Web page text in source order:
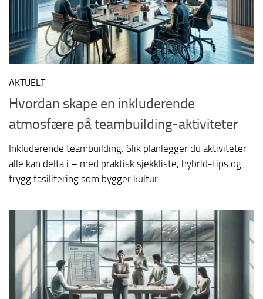
AKTUELT
Hvordan skape en inkluderende
atmosfære på teambuilding-aktiviteter
Inkluderende teambuilding: Slik planlegger du aktiviteter
alle kan delta i – med praktisk sjekkliste, hybrid-tips og
trygg fasilitering som bygger kultur.